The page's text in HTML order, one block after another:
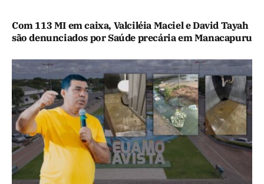
Com 113 MI em caixa, Valciléia Maciel e David Tayah
são denunciados por Saúde precária em Manacapuru